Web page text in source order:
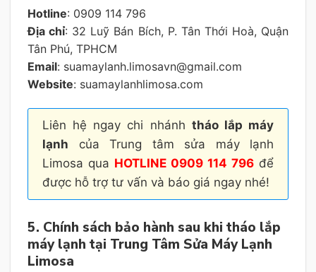
Hotline: 0909 114 796
Địa chỉ: 32 Luỹ Bán Bích, P. Tân Thới Hoà, Quận
Tân Phú, TPHCM
Email: suamaylanh.limosavn@gmail.com
Website: suamaylanhlimosa.com
Liên hệ ngay chi nhánh tháo lắp máy
lạnh của Trung tâm sửa máy lạnh
Limosa qua HOTLINE 0909 114 796 để
được hỗ trợ tư vấn và báo giá ngay nhé!
5. Chính sách bảo hành sau khi tháo lắp
máy lạnh tại Trung Tâm Sửa Máy Lạnh
Limosa